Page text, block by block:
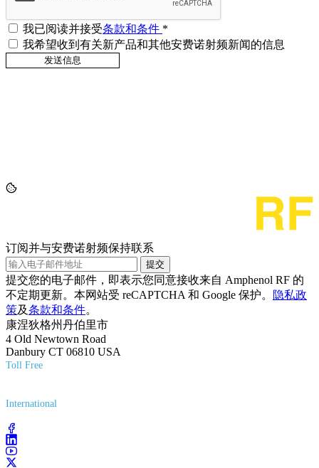
我已阅读并接受条款和条件 *
我希望收到有关新产品和其他安费诺射频新闻的信息
订阅并与安费诺射频保持联系
提交
提交您的电子邮件，即表示您同意接收来自 Amphenol RF 的
不定期更新。本网站受 reCAPTCHA 和 Google 保护。
隐私政
策及条款和条件。
康涅狄格州丹伯里市
4 Old Newtown Road
Danbury CT 06810 USA
Toll Free
International